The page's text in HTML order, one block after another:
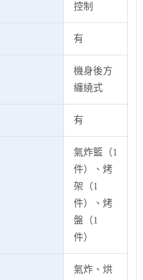
控制
有
機身後方
纏繞式
有
氣炸籃（1
件）、烤
架（1
件）、烤
盤（1
件）
氣炸、烘